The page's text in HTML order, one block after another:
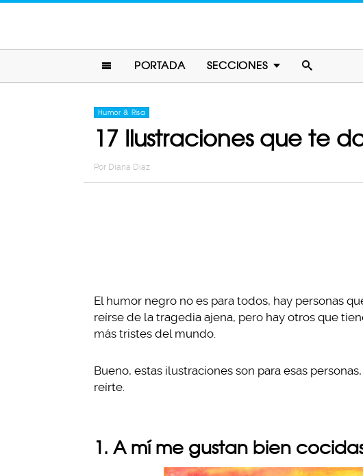
PORTADA SECCIONES
Humor & Risa
17 Ilustraciones que te
Por Diana Diaz
El humor negro no es para todos, hay personas
reírse de la tragedia ajena, pero hay otros que
más tristes del mundo.
Bueno, estas ilustraciones son para esas
reírte.
1. A mí me gustan bien